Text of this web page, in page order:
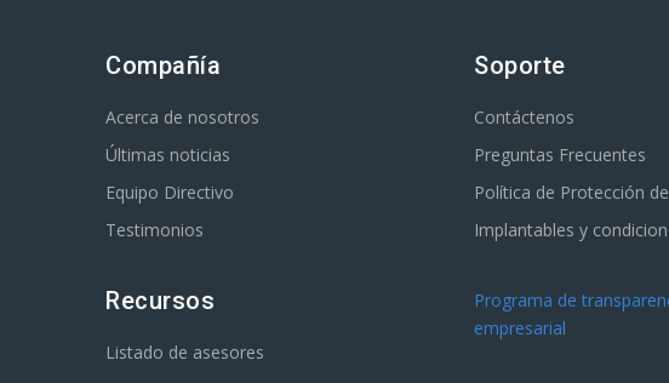
Compañía
Acerca de nosotros
Últimas noticias
Equipo Directivo
Testimonios
Recursos
Listado de asesores
Soporte
Contáctenos
Preguntas Frecuentes
Política de Protección
Implantables y
Programa de
empresarial